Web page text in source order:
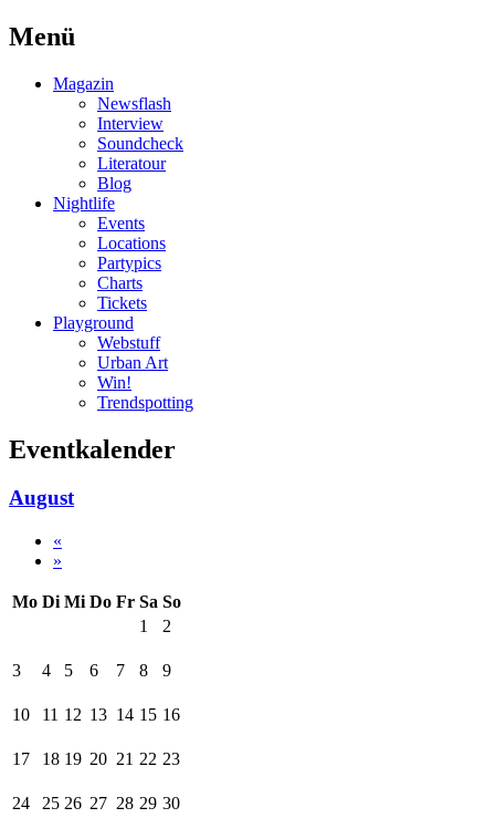
Menü
Magazin
Newsflash
Interview
Soundcheck
Literatour
Blog
Nightlife
Events
Locations
Partypics
Charts
Tickets
Playground
Webstuff
Urban Art
Win!
Trendspotting
Eventkalender
August
«
»
Mo Di Mi Do Fr Sa So
1
2
3 4 5 6 7 8 9
10 11 12 13 14 15 16
17 18 19 20 21 22 23
24 25 26 27 28 29 30